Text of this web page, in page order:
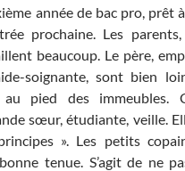
année de bac pro, prêt
prochaine. Les parents,
beaucoup. Le père,
soignante, sont bien
au pied des immeubles.
sœur, étudiante, veille.
». Les petits
tenue. S’agit de ne